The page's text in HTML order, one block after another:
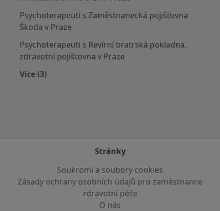
Psychoterapeuti s Zaměstnanecká pojišťovna
Škoda v Praze
Psychoterapeuti s Revírní bratrská pokladna,
zdravotní pojišťovna v Praze
Více (3)
Stránky
Soukromí a soubory cookies
Zásady ochrany osobních údajů pro zaměstnance
zdravotní péče
O nás